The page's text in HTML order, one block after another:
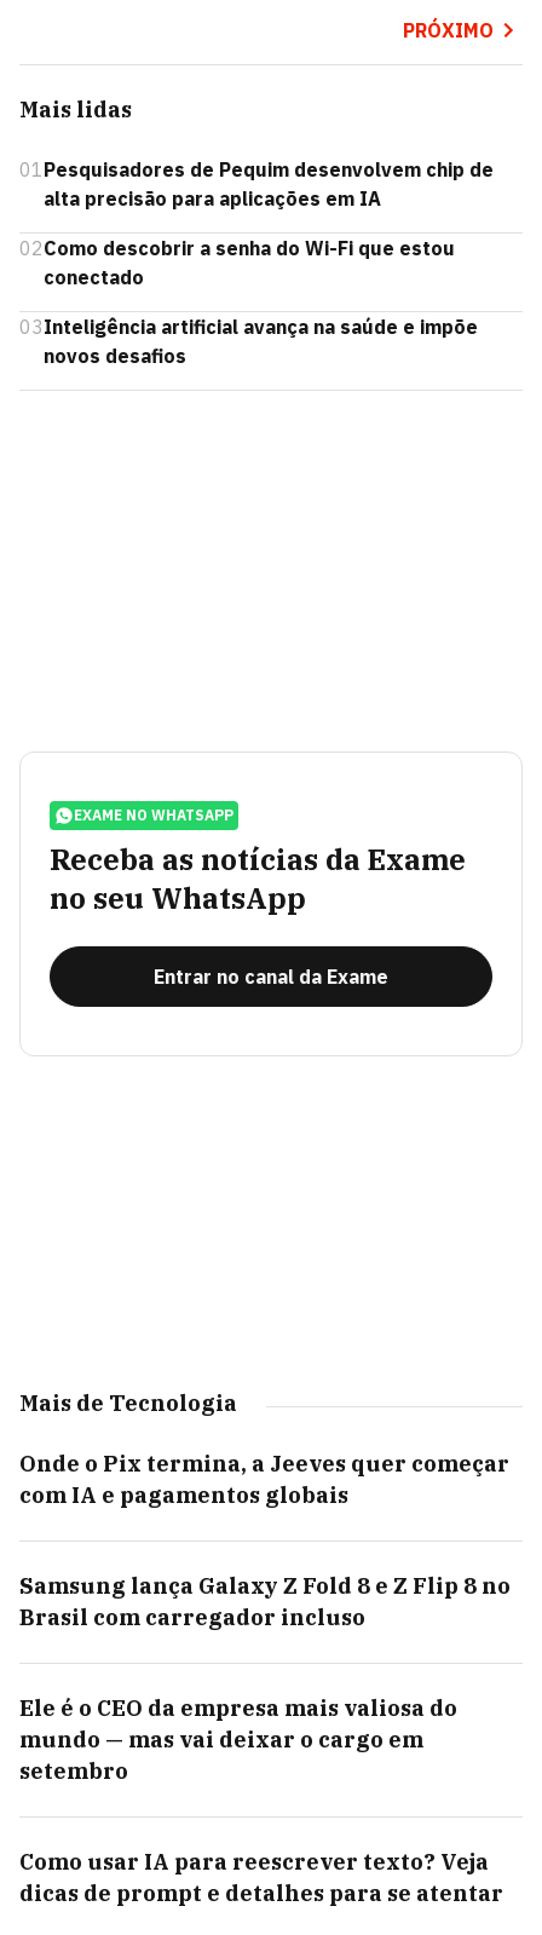
PRÓXIMO
Mais lidas
01Pesquisadores de Pequim desenvolvem chip de
alta precisão para aplicações em IA
02Como descobrir a senha do Wi-Fi que estou
conectado
03Inteligência artificial avança na saúde e impõe
novos desafios
EXAME NO WHATSAPP
Receba as notícias da Exame
no seu WhatsApp
Entrar no canal da Exame
Mais de Tecnologia
Onde o Pix termina, a Jeeves quer começar
com IA e pagamentos globais
Samsung lança Galaxy Z Fold 8 e Z Flip 8 no
Brasil com carregador incluso
Ele é o CEO da empresa mais valiosa do
mundo — mas vai deixar o cargo em
setembro
Como usar IA para reescrever texto? Veja
dicas de prompt e detalhes para se atentar